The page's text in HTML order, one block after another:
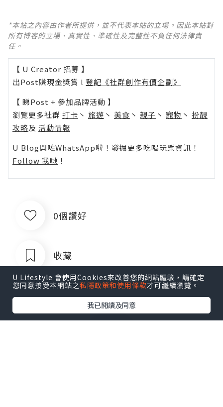
*本站之內容由作者所提供，並不代表本站的立場。因此本站對
所有博客的立場、真實性、準確性及完整性不負任何法律責
任。
【 U Creator 招募 】
出Post賺現金獎賞 l 登記《社群創作有價企劃》
【 睇Post + 參加品牌活動 】
瀏覽更多社群 打卡 丶 旅遊 丶 美食 丶 親子 丶 寵物 丶 扮靚
攻略及 活動情報
U Blog開咗WhatsApp啦！發掘更多吃喝玩樂資訊！
Follow 我哋 ！
0個讚好
收藏
U Lifestyle 會使用Cookies來改善您的網站體驗，請確定
您同意接受本網站之私隱政策和使用條款才可繼續瀏覽。
我已閱讀及同意